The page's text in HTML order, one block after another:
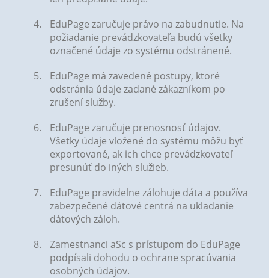
EduPage zaručuje právo na zabudnutie. Na
požiadanie prevádzkovateľa budú všetky
označené údaje zo systému odstránené.
EduPage má zavedené postupy, ktoré
odstránia údaje zadané zákazníkom po
zrušení služby.
EduPage zaručuje prenosnosť údajov.
Všetky údaje vložené do systému môžu byť
exportované, ak ich chce prevádzkovateľ
presunúť do iných služieb.
EduPage pravidelne zálohuje dáta a používa
zabezpečené dátové centrá na ukladanie
dátových záloh.
Zamestnanci aSc s prístupom do EduPage
podpísali dohodu o ochrane spracúvania
osobných údajov.